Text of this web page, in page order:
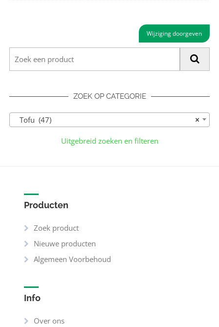
Wijziging doorgeven
ZOEK OP CATEGORIE
×
Tofu (47)
Uitgebreid zoeken en filteren
Producten
Zoek product
Nieuwe producten
Algemeen Voorbehoud
Info
Over ons